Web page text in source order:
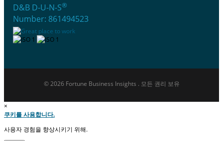
D&B D-U-N-S®
Number: 861494523
© 2026 Fortune Business Insights . 모든 권리 보유
×
쿠키를 사용합니다.
사용자 경험을 향상시키기 위해.